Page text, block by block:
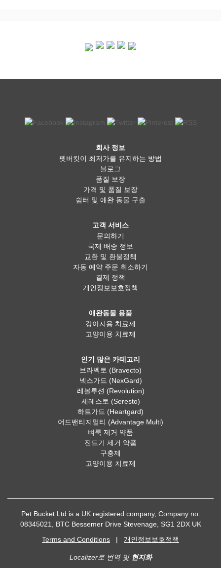
회사 정보
펫버킷이 최저가를 유지하는 방법
블로그
품질 보장
가격 및 품질 보장
쉼터 및 애완 동물 구출
고객 서비스
문의하기
국제 배송 정보
교환 및 환불정책
자동 예약 주문 취소하기
결제 정책
개인정보보호정책
애완동물 용품
강아지용 치료제
고양이용 치료제
인기 많은 카테고리
브라벡토 (Bravecto)
넥스가드 (NexGard)
레볼루션 (Revolution)
세레스토 (Seresto)
하트가드 (Heartgard)
어드밴티지멀티 (Advantage Multi)
벼룩 제거 약품
진드기 제거 약품
구충제
고양이용 치료제
Pet Bucket Ltd is a UK registered company, Company no:
08345021, BTC Bessemer Drive Stevenage, SG1 2DX UK
Terms and Conditions | 개인정보보호정책
Localizer로 번역 및 현지화